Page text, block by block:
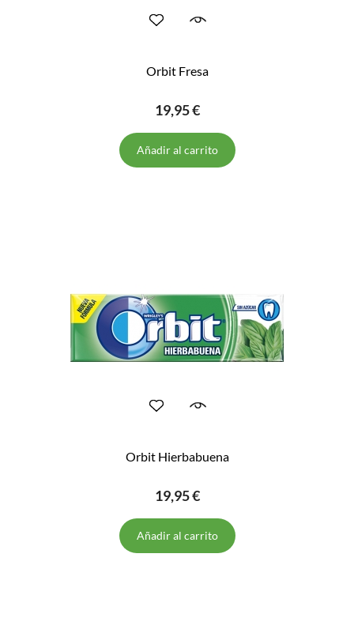
Orbit Fresa
19,95 €
Añadir al carrito
Orbit Hierbabuena
19,95 €
Añadir al carrito